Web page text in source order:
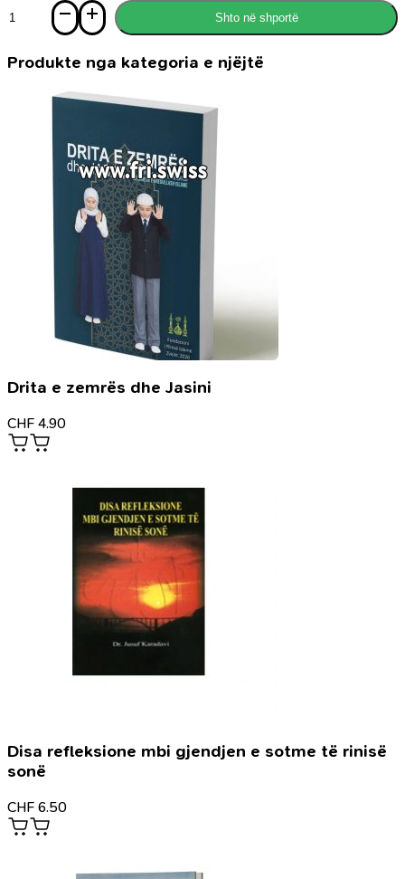
Kuran
format
Shto në shportë
Produkte nga kategoria e njëjtë
Drita e zemrës dhe Jasini
CHF 4.90
Disa refleksione mbi gjendjen e sotme të rinisë
sonë
CHF 6.50